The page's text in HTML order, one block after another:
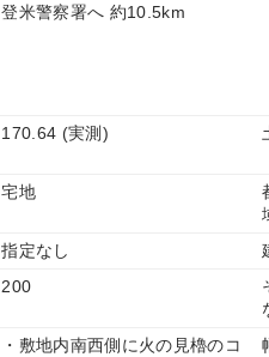
登米警察署へ 約10.5km
170.64 (実測)
宅地
指定なし
200
・敷地内南西側に火の見櫓のコ